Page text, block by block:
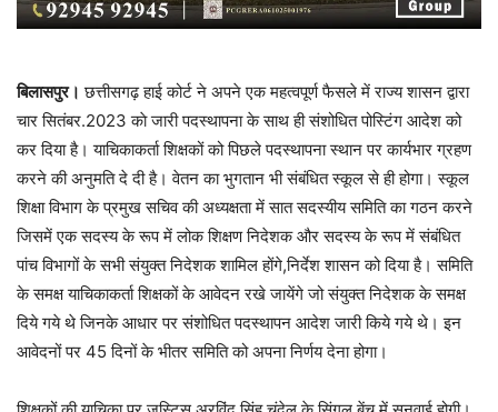
बिलासपुर। छत्तीसगढ़ हाई कोर्ट ने अपने एक महत्वपूर्ण फैसले में राज्य शासन द्वारा
चार सितंबर.2023 काे जारी पदस्थापना के साथ ही संशोधित पोस्टिंग आदेश को
कर दिया है। याचिकाकर्ता शिक्षकों को पिछले पदस्थापना स्थान पर कार्यभार ग्रहण
करने की अनुमति दे दी है। वेतन का भुगतान भी संबंधित स्कूल से ही होगा। स्कूल
शिक्षा विभाग के प्रमुख सचिव की अध्यक्षता में सात सदस्यीय समिति का गठन करने
जिसमें एक सदस्य के रूप में लोक शिक्षण निदेशक और सदस्य के रूप में संबंधित
पांच विभागों के सभी संयुक्त निदेशक शामिल होंगे,निर्देश शासन को दिया है। समिति
के समक्ष याचिकाकर्ता शिक्षकों के आवेदन रखे जायेंगे जो संयुक्त निदेशक के समक्ष
दिये गये थे जिनके आधार पर संशोधित पदस्थापन आदेश जारी किये गये थे। इन
आवेदनों पर 45 दिनों के भीतर समिति को अपना निर्णय देना होगा।